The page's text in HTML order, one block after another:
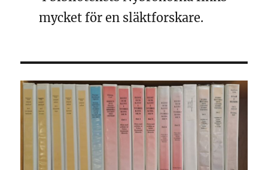
mycket för en släktforskare.